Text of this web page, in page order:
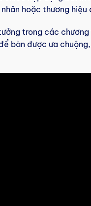
hoặc thương hiệu
trong các
bàn được ưa